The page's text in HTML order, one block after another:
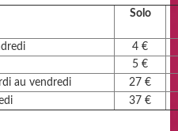
Solo
4 €
5 €
au vendredi
27 €
37 €